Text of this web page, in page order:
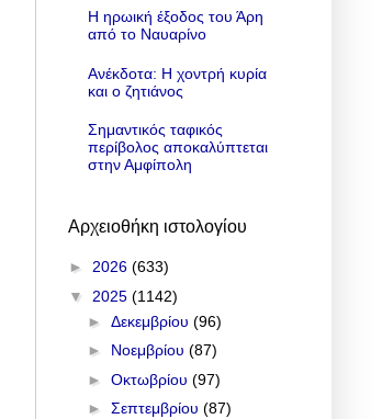
Η ηρωική έξοδος του Άρη
από το Ναυαρίνο
Ανέκδοτα: Η χοντρή κυρία
και ο ζητιάνος
Σημαντικός ταφικός
περίβολος αποκαλύπτεται
στην Αμφίπολη
Αρχειοθήκη ιστολογίου
► 2026 (633)
▼ 2025 (1142)
► Δεκεμβρίου (96)
► Νοεμβρίου (87)
► Οκτωβρίου (97)
► Σεπτεμβρίου (87)